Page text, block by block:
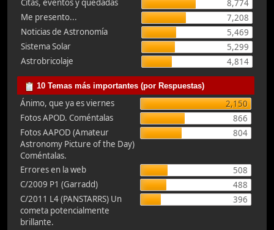
Citas, eventos y quedadas
8,774
Me presento...
7,208
Noticias de Astronomía
5,469
Sistema Solar
5,299
Astrobricolaje
4,814
10 Temas más importantes (por Respuestas)
Ánimo, que ya es viernes
2,150
Fotos APOD. Coméntalas
866
Fotos AAPOD (Amateur
Astronomy Picture of the Day)
Coméntalas.
804
Errores en la web
508
C/2009 P1 (Garradd)
488
C/2011 L4 (PANSTARRS) Un
cometa potencialmente
brillante.
396